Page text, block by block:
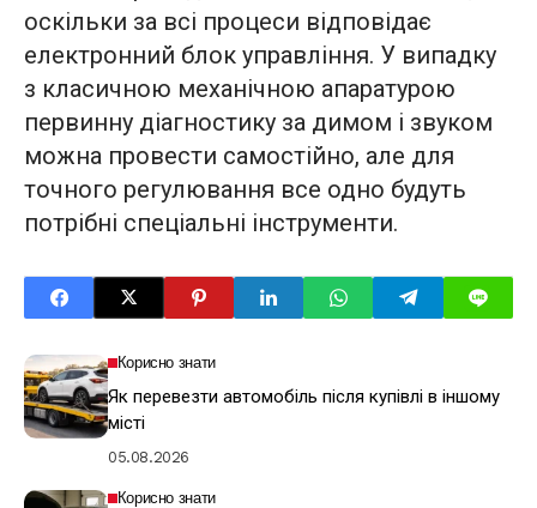
оскільки за всі процеси відповідає
електронний блок управління. У випадку
з класичною механічною апаратурою
первинну діагностику за димом і звуком
можна провести самостійно, але для
точного регулювання все одно будуть
потрібні спеціальні інструменти.
Корисно знати
Як перевезти автомобіль після купівлі в іншому
місті
05.08.2026
Корисно знати